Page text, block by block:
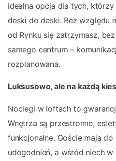
idealna opcja dla tych,
deski do deski. Bez względu
od Rynku się zatrzymasz,
samego centrum –
rozplanowana.
Luksusowo, ale na każdą
Noclegi w loftach to
Wnętrza są przestronne,
funkcjonalne. Goście mają
udogodnień, a wśród niech w